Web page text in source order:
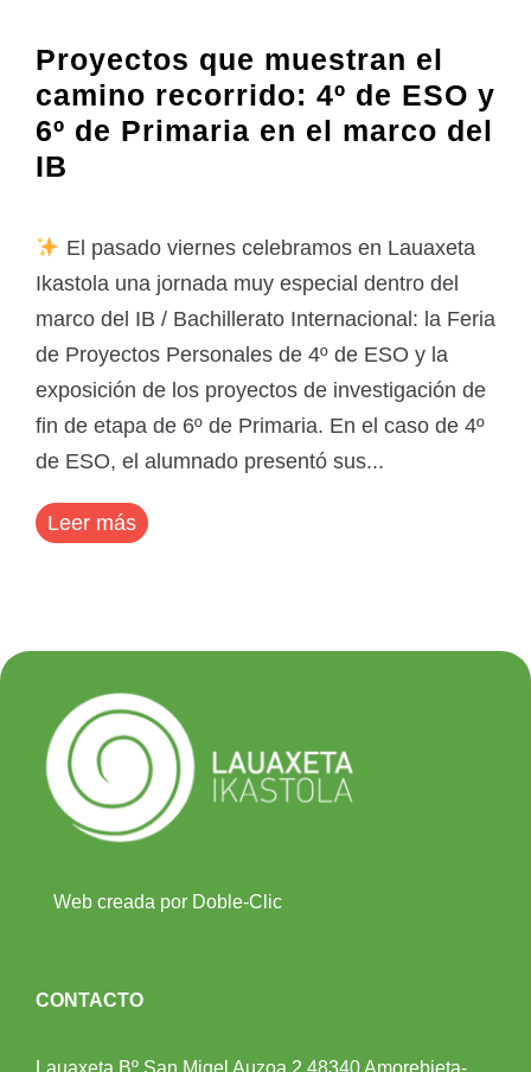
Proyectos que muestran el
camino recorrido: 4º de ESO y
6º de Primaria en el marco del
IB
El pasado viernes celebramos en Lauaxeta
Ikastola una jornada muy especial dentro del
marco del IB / Bachillerato Internacional: la Feria
de Proyectos Personales de 4º de ESO y la
exposición de los proyectos de investigación de
fin de etapa de 6º de Primaria. En el caso de 4º
de ESO, el alumnado presentó sus...
Leer más
Web creada por Doble-Clic
CONTACTO